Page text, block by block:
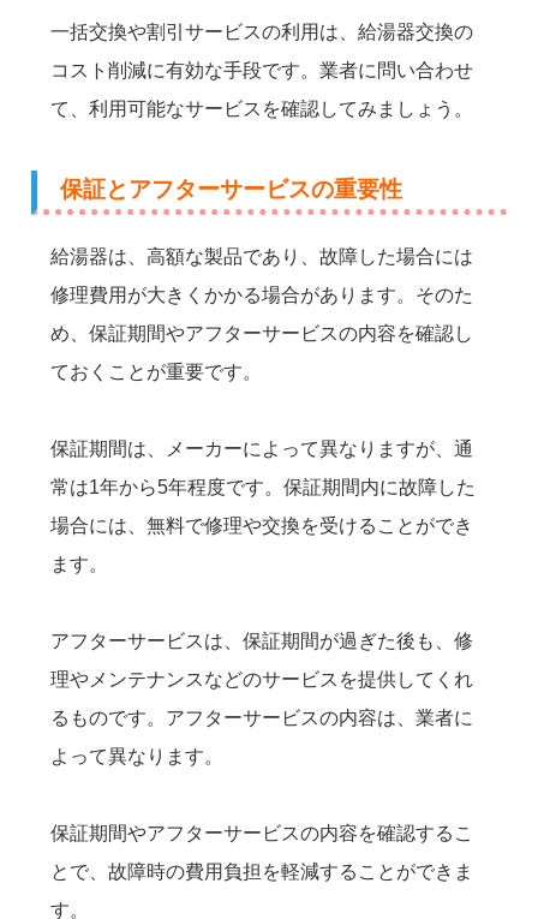
一括交換や割引サービスの利用は、給湯器交換の
コスト削減に有効な手段です。業者に問い合わせ
て、利用可能なサービスを確認してみましょう。
保証とアフターサービスの重要性
給湯器は、高額な製品であり、故障した場合には
修理費用が大きくかかる場合があります。そのた
め、保証期間やアフターサービスの内容を確認し
ておくことが重要です。
保証期間は、メーカーによって異なりますが、通
常は1年から5年程度です。保証期間内に故障した
場合には、無料で修理や交換を受けることができ
ます。
アフターサービスは、保証期間が過ぎた後も、修
理やメンテナンスなどのサービスを提供してくれ
るものです。アフターサービスの内容は、業者に
よって異なります。
保証期間やアフターサービスの内容を確認するこ
とで、故障時の費用負担を軽減することができま
す。